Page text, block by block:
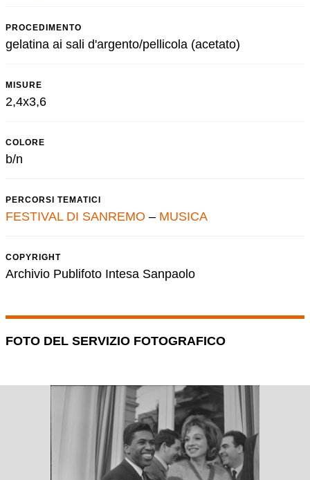
PROCEDIMENTO
gelatina ai sali d'argento/pellicola (acetato)
MISURE
2,4x3,6
COLORE
b/n
PERCORSI TEMATICI
FESTIVAL DI SANREMO – MUSICA
COPYRIGHT
Archivio Publifoto Intesa Sanpaolo
FOTO DEL SERVIZIO FOTOGRAFICO